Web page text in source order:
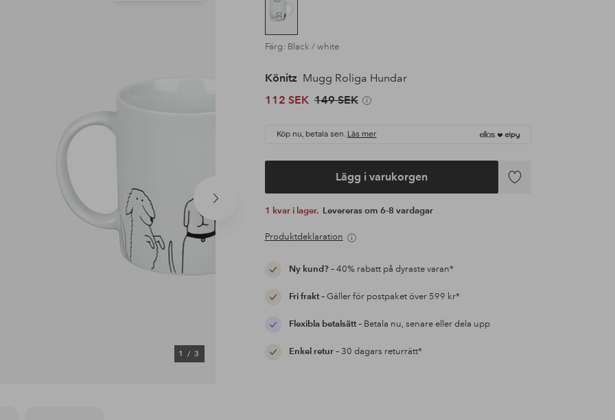
Nästa
1/ 3
Färg: Black / white
Könitz Mugg Roliga Hundar
112 SEK 149 SEK
Köp nu, betala sen. Läs mer
Lägg i varukorgen
Lägg
1 kvar i lager. Levereras om 6-8 vardagar
Produktdeklaration
Ny kund?– 40% rabatt på dyraste varan*
Fri frakt– Gäller för postpaket över 599 kr*
Flexibla betalsätt– Betala nu, senare eller dela upp
Enkel retur– 30 dagars returrätt*